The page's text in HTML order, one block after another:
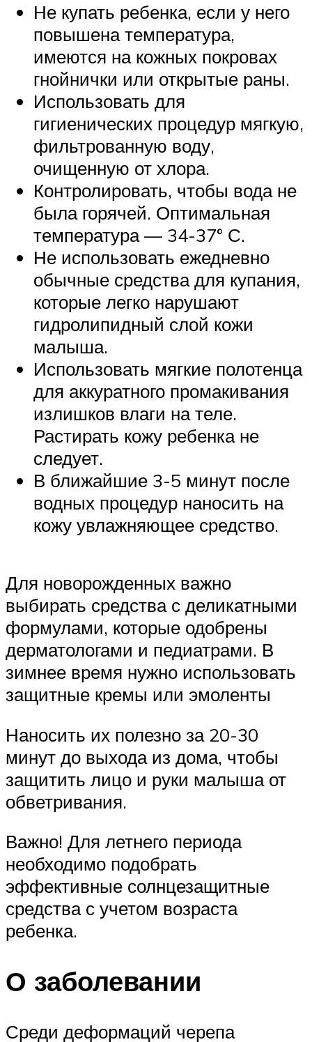
Не купать ребенка, если у него
повышена температура,
имеются на кожных покровах
гнойнички или открытые раны.
Использовать для
гигиенических процедур мягкую,
фильтрованную воду,
очищенную от хлора.
Контролировать, чтобы вода не
была горячей. Оптимальная
температура — 34-37° С.
Не использовать ежедневно
обычные средства для купания,
которые легко нарушают
гидролипидный слой кожи
малыша.
Использовать мягкие полотенца
для аккуратного промакивания
излишков влаги на теле.
Растирать кожу ребенка не
следует.
В ближайшие 3-5 минут после
водных процедур наносить на
кожу увлажняющее средство.
Для новорожденных важно
выбирать средства с деликатными
формулами, которые одобрены
дерматологами и педиатрами. В
зимнее время нужно использовать
защитные кремы или эмоленты
Наносить их полезно за 20-30
минут до выхода из дома, чтобы
защитить лицо и руки малыша от
обветривания.
Важно! Для летнего периода
необходимо подобрать
эффективные солнцезащитные
средства с учетом возраста
ребенка.
О заболевании
Среди деформаций черепа